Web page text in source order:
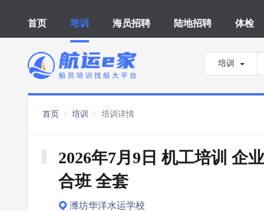
首页 培训 海员招聘 陆地招聘 体检
培训
首页 培训 培训详情
2026年7月9日 机工培训 企
合班 全套
潍坊华洋水运学校